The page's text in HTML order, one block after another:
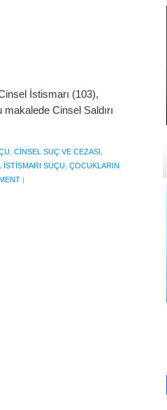
İstismarı (103),
Cinsel Saldırı
CINSEL SUÇ VE CEZASI
ISTISMARI SUÇU ÇOCUKLARIN
|